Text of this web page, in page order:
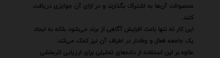
محصولات آن‌ها به اشتراک بگذارند و در ازای آن جوایزی دریافت
کنند.
این کار نه تنها باعث افزایش آگاهی از برند می‌شود بلکه به ایجاد
یک جامعه فعال و وفادار در اطراف آن نیز کمک می‌کند.
علاوه بر این استفاده از داده‌های تحلیلی برای ارزیابی اثربخشی